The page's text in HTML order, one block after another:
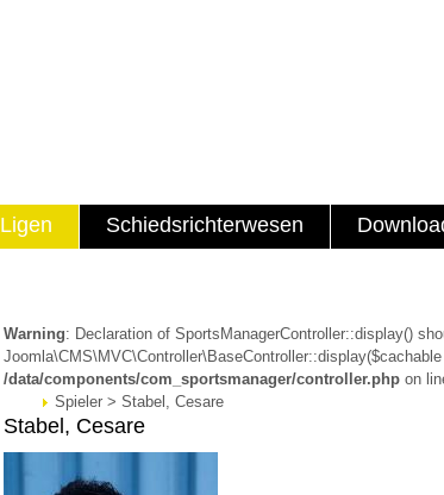
Ligen Schiedsrichterwesen
Warning: Declaration of SportsManagerController::display()
/data/components/com_sportsmanager/controller.php on
Spieler > Stabel, Cesare
Stabel, Cesare